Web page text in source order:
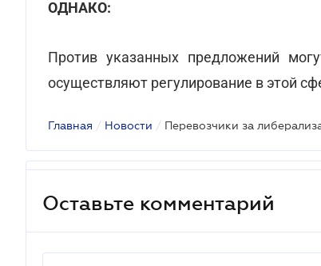
ОДНАКО:
Против указанных предложений
осуществляют регулирование в этой
Главная / Новости / Перевозчики за
Оставьте комментарий